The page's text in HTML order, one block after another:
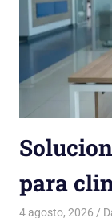
para
4 agosto, 2026